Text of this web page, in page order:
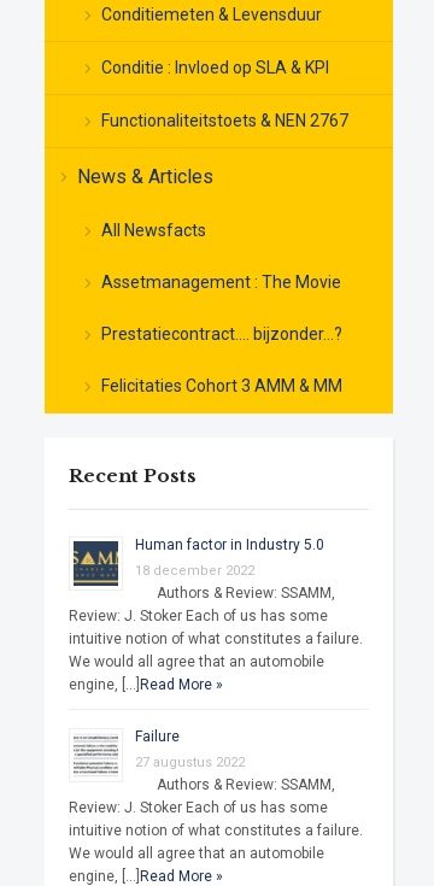
Conditiemeten & Levensduur
Conditie : Invloed op SLA & KPI
Functionaliteitstoets & NEN 2767
News & Articles
All Newsfacts
Assetmanagement : The Movie
Prestatiecontract…. bijzonder…?
Felicitaties Cohort 3 AMM & MM
Recent Posts
Human factor in Industry 5.0
18 december 2022
Authors & Review: SSAMM,
Review: J. Stoker Each of us has some
intuitive notion of what constitutes a failure.
We would all agree that an automobile
engine, […] Read More »
Failure
27 augustus 2022
Authors & Review: SSAMM,
Review: J. Stoker Each of us has some
intuitive notion of what constitutes a failure.
We would all agree that an automobile
engine, […] Read More »